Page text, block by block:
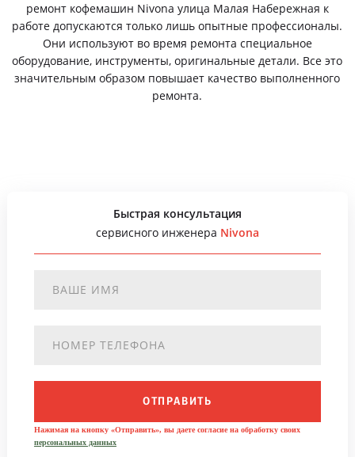
ремонт кофемашин Nivona улица Малая Набережная к
работе допускаются только лишь опытные профессионалы.
Они используют во время ремонта специальное
оборудование, инструменты, оригинальные детали. Все это
значительным образом повышает качество выполненного
ремонта.
Быстрая консультация
сервисного инженера Nivona
ОТПРАВИТЬ
Нажимая на кнопку «Отправить», вы даете согласие на обработку своих
персональных данных